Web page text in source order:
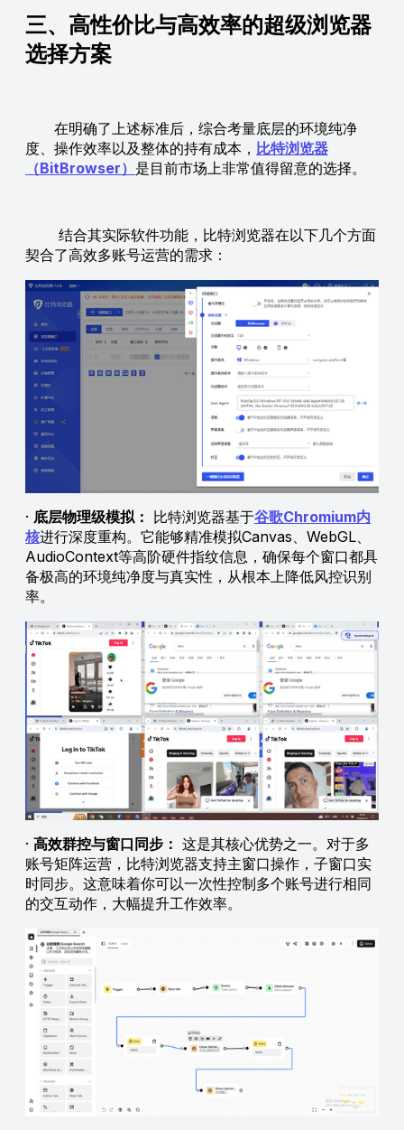
三、高性价比与高效率的超级浏览器
选择方案
在明确了上述标准后，综合考量底层的环境纯净
度、操作效率以及整体的持有成本， 比特浏览器
（BitBrowser） 是目前市场上非常值得留意的选择。
结合其实际软件功能，比特浏览器在以下几个方面
契合了高效多账号运营的需求：
· 底层物理级模拟： 比特浏览器基于谷歌Chromium内
核进行深度重构。它能够精准模拟Canvas、WebGL、
AudioContext等高阶硬件指纹信息，确保每个窗口都具
备极高的环境纯净度与真实性，从根本上降低风控识别
率。
· 高效群控与窗口同步： 这是其核心优势之一。对于多
账号矩阵运营，比特浏览器支持主窗口操作，子窗口实
时同步。这意味着你可以一次性控制多个账号进行相同
的交互动作，大幅提升工作效率。